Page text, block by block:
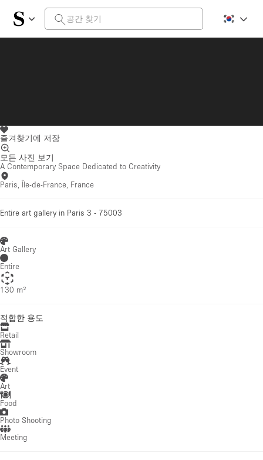
즐겨찾기에 저장
모든 사진 보기
A Contemporary Space Dedicated to Creativity
Paris, Île-de-France, France
Entire art gallery in Paris 3 - 75003
Art Gallery
Entire
130 m²
적합한 용도
Retail
Showroom
Event
Art
Food
Photo Shooting
Meeting